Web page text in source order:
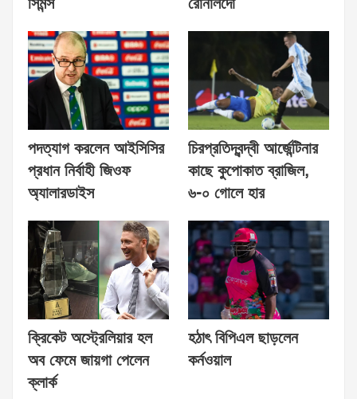
পদত্যাগ করলেন আইসিসির
প্রধান নির্বাহী জিওফ
অ্যালারডাইস
চিরপ্রতিদ্বন্দ্বী আর্জেন্টিনার
কাছে কুপোকাত ব্রাজিল,
৬-০ গোলে হার
ক্রিকেট অস্ট্রেলিয়ার হল
অব ফেমে জায়গা পেলেন
ক্লার্ক
হঠাৎ বিপিএল ছাড়লেন
কর্নওয়াল